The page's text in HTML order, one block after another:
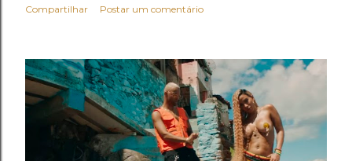
Compartilhar Postar um comentário